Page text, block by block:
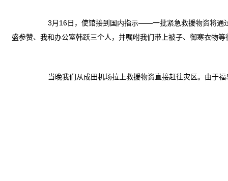
3月16日 ，使馆接到国内指示——一批紧急救援物资将通
盛参赞、我和办公室韩跃三个人，并嘱咐我们带上被子、御寒衣物
当晚我们从成田机场拉上救援物资直接赶往灾区。由于